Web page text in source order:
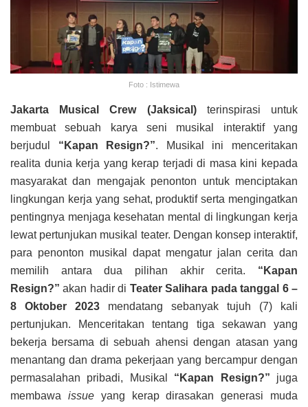
Foto : Istimewa
Jakarta Musical Crew (Jaksical)terinspirasi untuk
membuat sebuah karya seni musikal interaktif yang
berjudul “Kapan Resign?”. Musikal ini menceritakan
realita dunia kerja yang kerap terjadi di masa kini kepada
masyarakat dan mengajak penonton untuk menciptakan
lingkungan kerja yang sehat, produktif serta mengingatkan
pentingnya menjaga kesehatan mental di lingkungan kerja
lewat pertunjukan musikal teater. Dengan konsep interaktif,
para penonton musikal dapat mengatur jalan cerita dan
memilih antara dua pilihan akhir cerita. “Kapan
Resign?” akan hadir di Teater Salihara pada tanggal 6 –
8 Oktober 2023 mendatang sebanyak tujuh (7) kali
pertunjukan. Menceritakan tentang tiga sekawan yang
bekerja bersama di sebuah ahensi dengan atasan yang
menantang dan drama pekerjaan yang bercampur dengan
permasalahan pribadi, Musikal “Kapan Resign?” juga
membawa issueyang kerap dirasakan generasi muda